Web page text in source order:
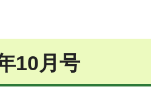
10月号